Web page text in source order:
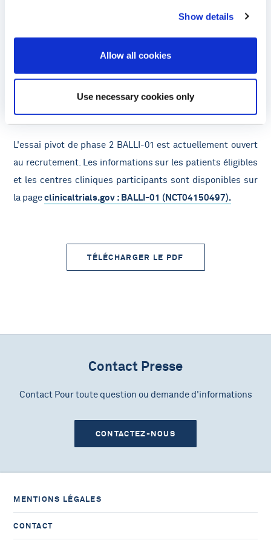
Show details
Allow all cookies
Use necessary cookies only
peuvent pas se permettre d’attendre. Ce statut consolide
nos échanges avec la FDA alors que nous faisons
progresser lasmé-cel dans son programme pivot » a
déclaré le docteur André Choulika, co-fondateur et
directeur général de Cellectis.
L'essai pivot de phase 2 BALLI-01 est actuellement ouvert
au recrutement. Les informations sur les patients éligibles
et les centres cliniques participants sont disponibles sur
la pageclinicaltrials.gov : BALLI-01 (NCT04150497).
TÉLÉCHARGER LE PDF
Contact Presse
Contact Pour toute question ou demande d'informations
CONTACTEZ-NOUS
MENTIONS LÉGALES
CONTACT